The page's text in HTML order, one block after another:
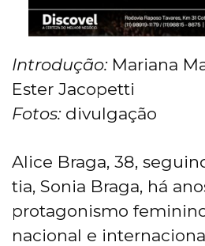
Introdução: Mariana
Ester Jacopetti
Fotos: divulgação
Alice Braga, 38,
tia, Sonia Braga, há
protagonismo
nacional e